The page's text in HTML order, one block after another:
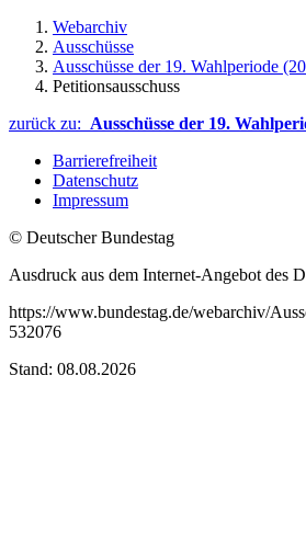
Webarchiv
Ausschüsse
Ausschüsse der 19. Wahlperiode
Petitionsausschuss
zurück zu: Ausschüsse der 19.
Barrierefreiheit
Datenschutz
Impressum
© Deutscher Bundestag
Ausdruck aus dem Internet-Angebot des
https://www.bundestag.de/webarchiv/
532076
Stand: 08.08.2026